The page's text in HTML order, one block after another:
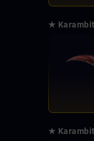
★ Karambit
★ Karambit